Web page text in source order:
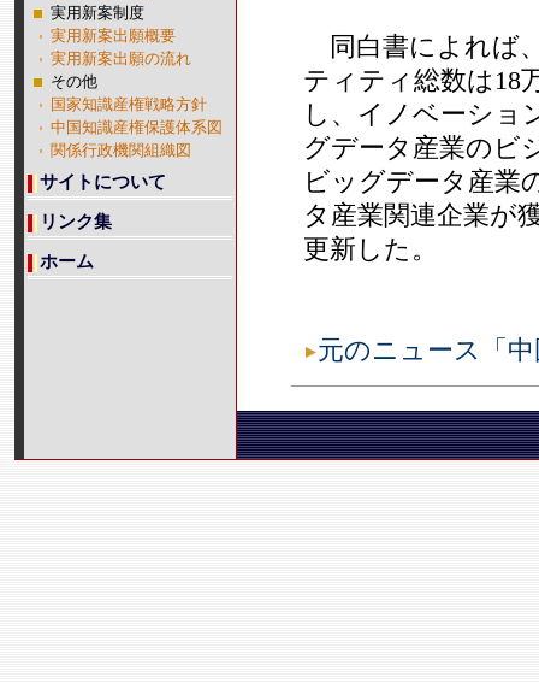
同白書によれば
ティティ総数は18
し、イノベーショ
グデータ産業のビ
ビッグデータ産業
タ産業関連企業が
更新した。
元のニュース「
実用新案制度
実用新案出願概要
実用新案出願の流れ
その他
国家知識産権戦略方針
中国知識産権保護体系図
関係行政機関組織図
サイトについて
リンク集
ホーム